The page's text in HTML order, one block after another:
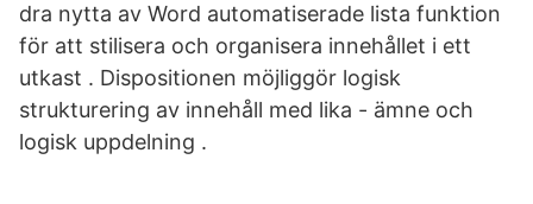
dra nytta av Word automatiserade lista funktion
för att stilisera och organisera innehållet i ett
utkast . Dispositionen möjliggör logisk
strukturering av innehåll med lika - ämne och
logisk uppdelning .